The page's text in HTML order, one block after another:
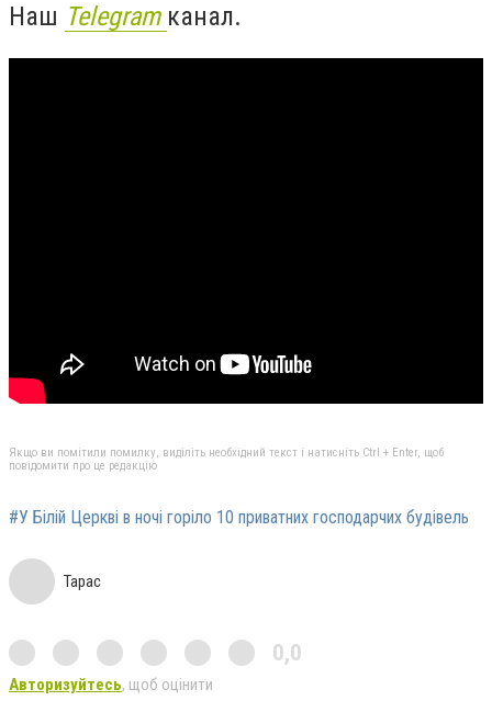
Наш Telegram канал.
Якщо ви помітили помилку, виділіть необхідний текст і натисніть Ctrl + Enter, щоб
повідомити про це редакцію
#У Білій Церкві в ночі горіло 10 приватних господарчих будівель
Тарас
0,0
Авторизуйтесь, щоб оцінити